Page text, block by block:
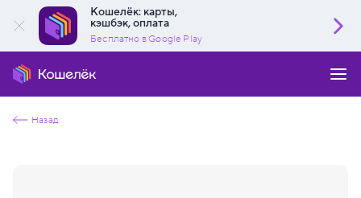
Кошелёк: карты,
кэшбэк, оплата
Бесплатно в Google Play
Назад